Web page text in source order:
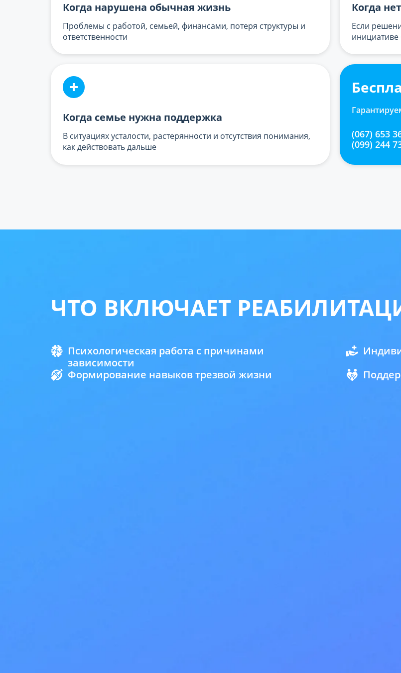
Когда нарушена обычная жизнь
Проблемы с работой, семьей, финансами, потеря структуры и
ответственности
Когда
Если
инициативе
Когда семье нужна поддержка
В ситуациях усталости, растерянности и отсутствия понимания,
как действовать дальше
(067) 653
(099) 244
ЧТО ВКЛЮЧАЕТ
Психологическая работа с причинами
зависимости
Формирование навыков трезвой жизни